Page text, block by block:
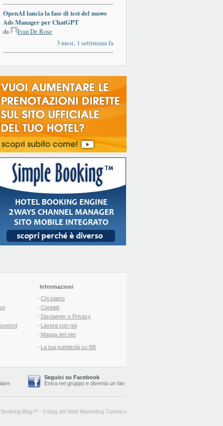
OpenAI lancia la fase di test del nuovo
Ads Manager per ChatGPT
da
Ivan De Rose
3 mesi, 1 settimana fa
Informazioni
- Chi siamo
- Contatti
- Disclaimer e Privacy
- Lavora con noi
- Mappa del sito
- La tua pubblicità su BB
Seguici su Facebook
Entra nel gruppo e diventa un fan
Booking Blog™ - Il blog del Web Marketing Turistico